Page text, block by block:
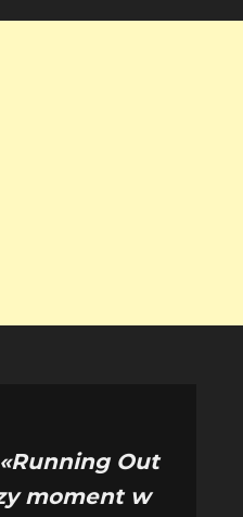
Out
moment w